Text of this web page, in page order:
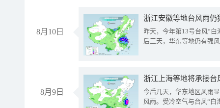
8月10日
浙江安徽等地台风雨
昨天，今年第13号台风“
后三天，华东等地仍有强
8月9日
浙江上海等地将承接台
今后几天，华东地区风雨
风雨。受冷空气与台风“白